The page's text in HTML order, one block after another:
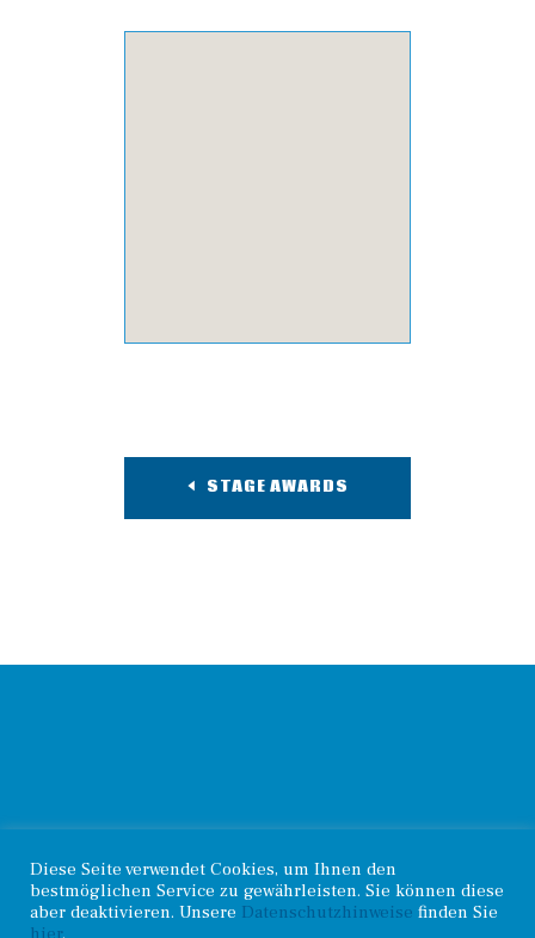
STAGE AWARDS
Radsportverein | Kontakt.
Impressum.Datenschutz
Diese Seite verwendet Cookies, um Ihnen den
bestmöglichen Service zu gewährleisten. Sie können diese
aber deaktivieren. Unsere Datenschutzhinweise finden Sie